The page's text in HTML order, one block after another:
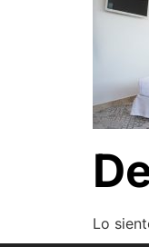
Lo